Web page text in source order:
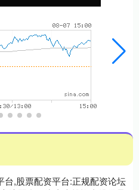
台,股票配资平台:正规配资论坛